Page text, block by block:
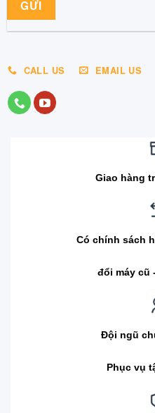
CALL US EMAIL US
Giao hàng
Có chính sách
đổi máy cũ
Đội ngũ
Phục vụ